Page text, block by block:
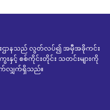
တင်းဌာနသည် လွတ်လပ်၍ အမှီအခိုကင်း
ေးနှင့် စစ်ကိုင်းတိုင်း သတင်းများကို
လျှက်ရှိသည်။